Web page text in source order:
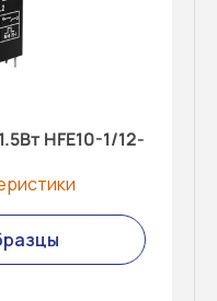
HFE10-1/12-